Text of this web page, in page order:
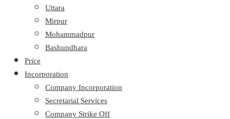
Uttara
Mirpur
Mohammadpur
Bashundhara
Price
Incorporation
Company Incorporation
Secretarial Services
Company Strike Off